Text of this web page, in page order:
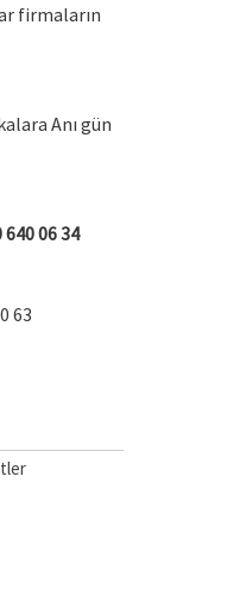
firmaların
Anı gün
640 06 34
63